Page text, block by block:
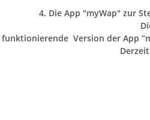
4. Die App "myWap" zur
Version der App